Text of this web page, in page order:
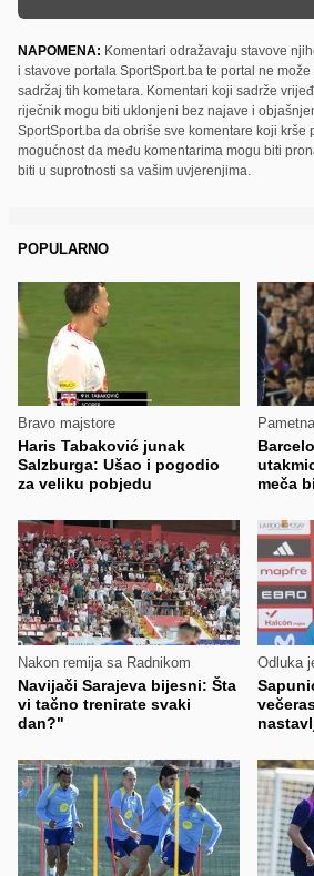
NAPOMENA: Komentari odražavaju stavove
i stavove portala SportSport.ba te portal ne
sadržaj tih kometara. Komentari koji sadrže
riječnik mogu biti uklonjeni bez najave i
SportSport.ba da obriše sve komentare koji krše
mogućnost da među komentarima mogu biti
biti u suprotnosti sa vašim uvjerenjima.
POPULARNO
Bravo majstore
Haris Tabaković junak
Salzburga: Ušao i pogodio
za veliku pobjedu
meča
Nakon remija sa Radnikom
Navijači Sarajeva bijesni: Šta
vi tačno trenirate svaki
dan?"
Odluka